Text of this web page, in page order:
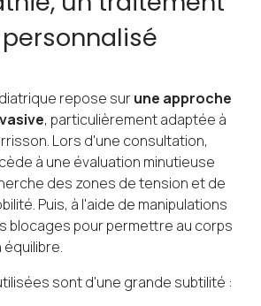
repose surune approche
, particulièrement adaptée à
Lors d'une consultation,
à une évaluation minutieuse
des zones de tension et de
Puis, à l'aide de manipulations
blocages pour permettre au corps
sont d'une grande subtilité :